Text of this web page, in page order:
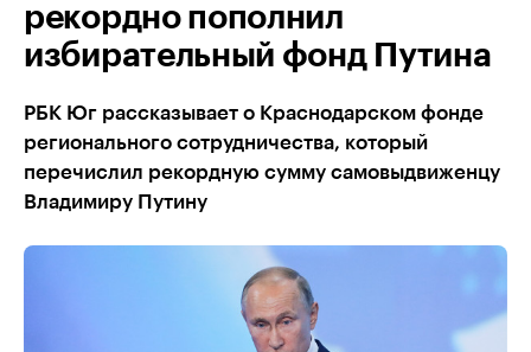
рекордно пополнил
избирательный фонд Путина
РБК Юг рассказывает о Краснодарском фонде
регионального сотрудничества, который
перечислил рекордную сумму самовыдвиженцу
Владимиру Путину